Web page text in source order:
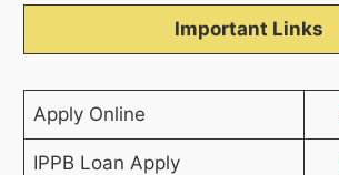
Important Links
Apply Online
IPPB Loan Apply